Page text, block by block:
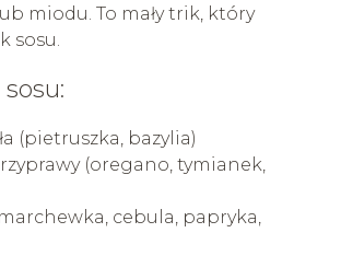
miodu. To mały trik, który
sosu.
(pietruszka, bazylia)
(oregano, tymianek,
cebula, papryka,